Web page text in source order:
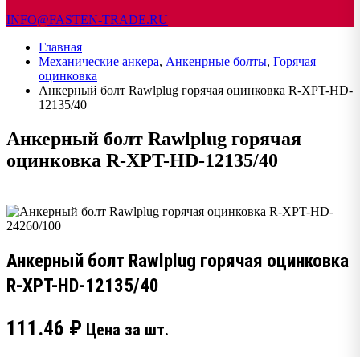
INFO@FASTEN-TRADE.RU
Главная
Механические анкера, Анкенрные болты, Горячая
оцинковка
Анкерный болт Rawlplug горячая оцинковка R-XPT-HD-
12135/40
Анкерный болт Rawlplug горячая
оцинковка R-XPT-HD-12135/40
Анкерный болт Rawlplug горячая оцинковка
R-XPT-HD-12135/40
111.46 ₽ Цена за шт.